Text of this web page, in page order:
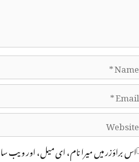
Name
Email
Website
اس براؤزر میں میرا نام، ای میل، اور ویب